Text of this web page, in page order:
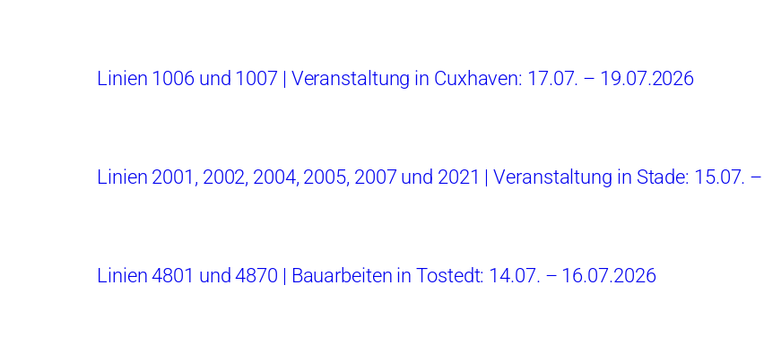
Linien 1006 und 1007 | Veranstaltung in Cuxhaven: 17.07. – 19.07.2026
Linien 2001, 2002, 2004, 2005, 2007 und 2021 | Veranstaltung in Stade: 15.07.
Linien 4801 und 4870 | Bauarbeiten in Tostedt: 14.07. – 16.07.2026